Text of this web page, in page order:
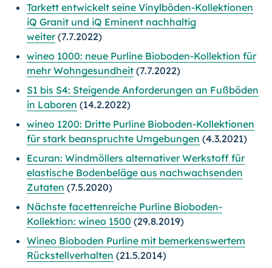
Tarkett entwickelt seine Vinylböden-Kollektionen
iQ Granit und iQ Eminent nachhaltig
weiter(7.7.2022)
wineo 1000: neue Purline Bioboden-Kollektion für
mehr Wohngesundheit (7.7.2022)
S1 bis S4: Steigende Anforderungen an Fußböden
in Laboren (14.2.2022)
wineo 1200: Dritte Purline Bioboden-Kollektionen
für stark beanspruchte Umgebungen (4.3.2021)
Ecuran: Windmöllers alternativer Werkstoff für
elastische Bodenbeläge aus nachwachsenden
Zutaten (7.5.2020)
Nächste facettenreiche Purline Bioboden-
Kollektion: wineo 1500 (29.8.2019)
Wineo Bioboden Purline mit bemerkenswertem
Rückstellverhal­ten (21.5.2014)